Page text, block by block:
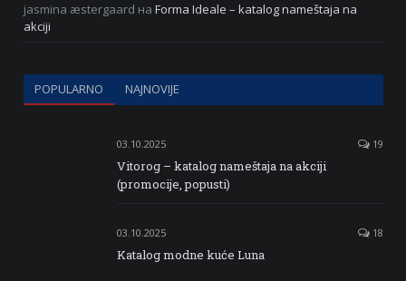
jasmina æstergaard на Forma Ideale – katalog nameštaja na
akciji
POPULARNO NAJNOVIJE
03.10.2025 19
Vitorog – katalog nameštaja na akciji
(promocije, popusti)
03.10.2025 18
Katalog modne kuće Luna